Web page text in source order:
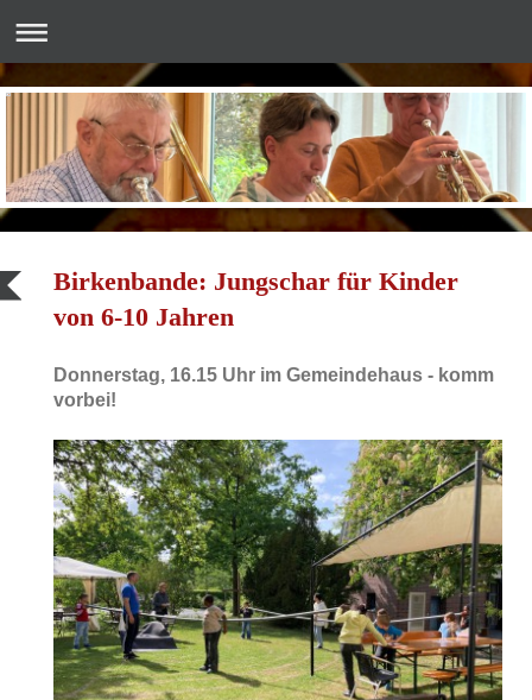
Birkenbande: Jungschar für Kinder
von 6-10 Jahren
Donnerstag, 16.15 Uhr im Gemeindehaus - komm
vorbei!